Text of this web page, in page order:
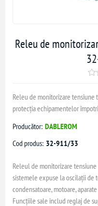
Releu de
Releu de monitorizare
protecția echipamentelor
Producător: DABLEROM
Cod produs: 32-911/33
Releul de monitorizare
sistemele expuse la oscilații de
condensatoare, motoare,
Funcțiile sale includ reglaj de